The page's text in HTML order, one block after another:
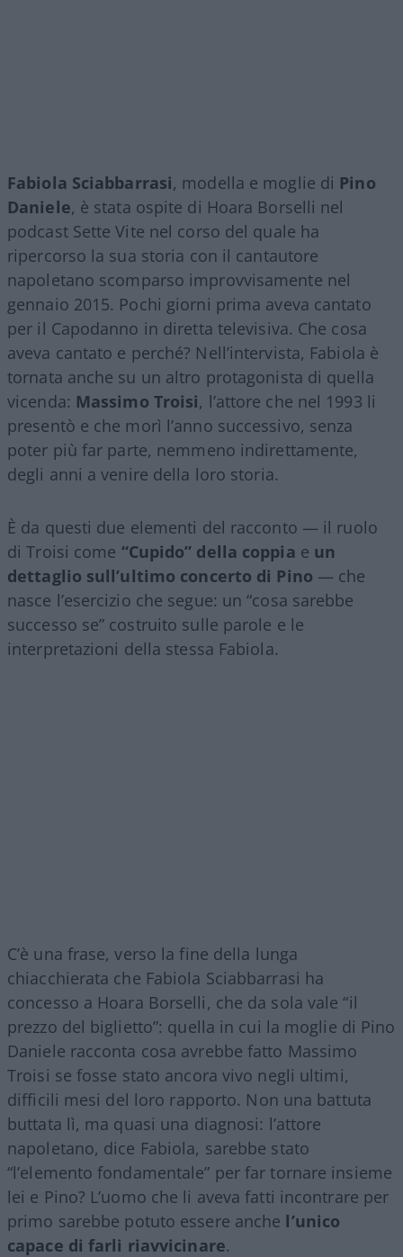
Fabiola Sciabbarrasi, modella e moglie di Pino
Daniele, è stata ospite di Hoara Borselli nel
podcast Sette Vite nel corso del quale ha
ripercorso la sua storia con il cantautore
napoletano scomparso improvvisamente nel
gennaio 2015. Pochi giorni prima aveva cantato
per il Capodanno in diretta televisiva. Che cosa
aveva cantato e perché? Nell’intervista, Fabiola è
tornata anche su un altro protagonista di quella
vicenda: Massimo Troisi, l’attore che nel 1993 li
presentò e che morì l’anno successivo, senza
poter più far parte, nemmeno indirettamente,
degli anni a venire della loro storia.
È da questi due elementi del racconto — il ruolo
di Troisi come “Cupido” della coppia e un
dettaglio sull’ultimo concerto di Pino — che
nasce l’esercizio che segue: un “cosa sarebbe
successo se” costruito sulle parole e le
interpretazioni della stessa Fabiola.
C’è una frase, verso la fine della lunga
chiacchierata che Fabiola Sciabbarrasi ha
concesso a Hoara Borselli, che da sola vale “il
prezzo del biglietto”: quella in cui la moglie di Pino
Daniele racconta cosa avrebbe fatto Massimo
Troisi se fosse stato ancora vivo negli ultimi,
difficili mesi del loro rapporto. Non una battuta
buttata lì, ma quasi una diagnosi: l’attore
napoletano, dice Fabiola, sarebbe stato
“l’elemento fondamentale” per far tornare insieme
lei e Pino? L’uomo che li aveva fatti incontrare per
primo sarebbe potuto essere anche l’unico
capace di farli riavvicinare.